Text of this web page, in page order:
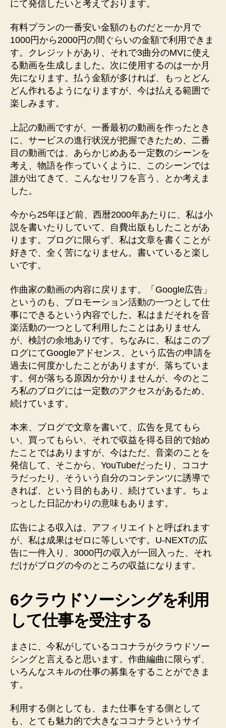
にて発信したいと考えております。
有料プランの一番安い金額のものだと一か月で
1000円から2000円の間ぐらいの金額で利用できま
す。クレジットがあり、それで3曲分のMVに使え
る動画を生成しました。次に使用するのは一か月
先になります。払う金額が多ければ、もっとどん
どん作れるようになりますが、今は払える範囲で
楽しみます。
上記の動画ですが、一番最初の動画を作ったとき
に、サービスの進行状況が把握できたため、二番
目の動画では、あらかじめある一定数のシーンを
考え、物語を作っていくように、このシーンでは
誰が出てきて、こんなセリフを言う、とか考えま
した。
今から25年ほど前、西暦2000年あたりに、私は小
説を書いたりしていて、自費出版もしたことがあ
ります。ブログに限らず、私は文章を書くことが
好きで、全く苦になりません。書いていると楽し
いです。
作曲家の動画の内容に戻ります。「Google広告」
というのも、プロモーション活動の一つとして仕
事にできるという内容でした。私はまだそれを音
楽活動の一つとして利用したことはありません
が、検討の余地ありです。ちなみに、私はこのブ
ログにてGoogleアドセンス、という広告の申請を
過去に何度かしたことがありますが、落ちていま
す。何が落ちる原因か分かりませんが、今のとこ
ろ私のブログには一定数のアクセスがあるため、
続けています。
本来、ブログで文章を書いて、広告を見てもら
い、買ってもらい、それで収益を得る目的で始め
たことではありますが、今はただ、音楽のことを
発信して、そこから、YouTubeだったり、ココナ
ラだったり、そういう自分のコンテンツに誘導で
きれば、という目的もあり、続けています。ちょ
っとした日記かわりの意味もあります。
広告による収入は、アフィリエイトと呼ばれます
が、私は成果はゼロに等しいです。U-NEXTの広
告に一件入り、3000円の収入が一回入った、それ
だけがブログの今のところの収益になります。
6クラウドソーシングを利用
して仕事を受注する
まさに、今私がしているココナラがクラウドソー
シングと言えると思います。作曲編曲に限らず、
いろんなスキルの仕事の募集をすることができま
す。
利用する側としても、また仕事をする側として
も、とても魅力的で大きなココナラというサイ